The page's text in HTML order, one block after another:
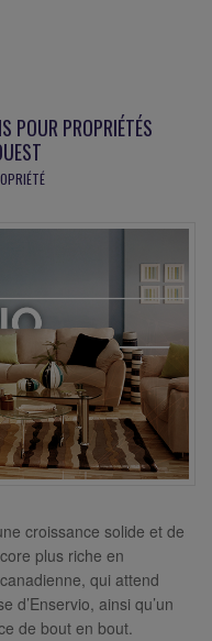
POUR PROPRIÉTÉS
croissance solide et de
plus riche en
qui attend
d’Enservio, ainsi qu’un
de bout en bout.